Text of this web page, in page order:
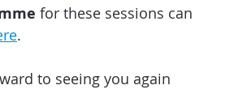
for these sessions can
.
to seeing you again